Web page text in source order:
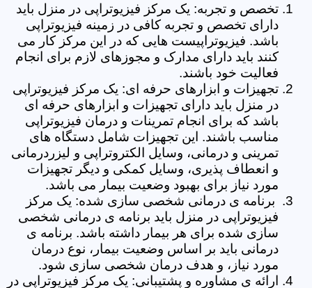
تخصص و تجربه: یک مرکز فیزیوتراپی در منزل باید
دارای تخصص و تجربه کافی در زمینه فیزیوتراپی
باشد. فیزیوتراپیست هایی که در این مرکز کار می
کنند باید دارای مدارک و مجوزهای لازم برای انجام
فعالیت خود باشند.
تجهیزات و ابزارهای حرفه ای: یک مرکز فیزیوتراپی
در منزل باید دارای تجهیزات و ابزارهای حرفه ای
باشد که برای انجام تمرینات و درمان فیزیوتراپی
مناسب باشند. این تجهیزات شامل دستگاه های
تمرینی و درمانی، وسایل الکتروتراپی و لیزردرمانی
و انعطاف پذیری، وسایل کمکی و دیگر تجهیزات
مورد نیاز برای بهبود وضعیت بیمار می باشد.
برنامه ی درمانی شخصی سازی شده: یک مرکز
فیزیوتراپی در منزل باید برنامه ی درمانی شخصی
سازی شده برای هر بیمار داشته باشد. برنامه ی
درمانی باید بر اساس وضعیت بیمار، نوع درمان
مورد نیاز، و هدف درمان شخصی سازی شود.
ارائه ی مشاوره و پشتیبانی: یک مرکز فیزیوتراپی در